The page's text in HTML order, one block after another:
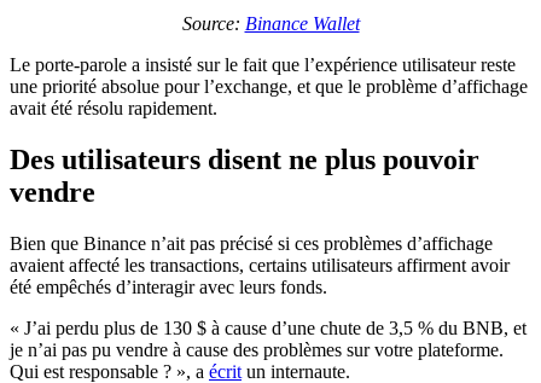
Source: Binance Wallet
Le porte-parole a insisté sur le fait que l’expérience utilisateur reste
une priorité absolue pour l’exchange, et que le problème d’affichage
avait été résolu rapidement.
Des utilisateurs disent ne plus pouvoir
vendre
Bien que Binance n’ait pas précisé si ces problèmes d’affichage
avaient affecté les transactions, certains utilisateurs affirment avoir
été empêchés d’interagir avec leurs fonds.
« J’ai perdu plus de 130 $ à cause d’une chute de 3,5 % du BNB, et
je n’ai pas pu vendre à cause des problèmes sur votre plateforme.
Qui est responsable ? », a écrit un internaute.